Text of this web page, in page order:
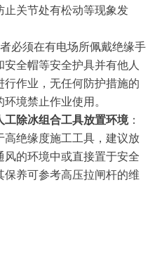
止关节处有松动等现象发
须在有电场所佩戴绝缘手
安全帽等安全护具并有他人
行作业，无任何防护措施的
境禁止作业使用。
工除冰组合工具放置环境：
绝缘度施工工具，建议放
风的环境中或直接置于安全
保养可参考高压拉闸杆的维